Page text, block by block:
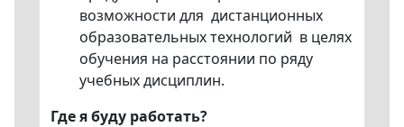
возможности для дистанционных
образовательных технологий в целях
обучения на расстоянии по ряду
учебных дисциплин.
Где я буду работать?